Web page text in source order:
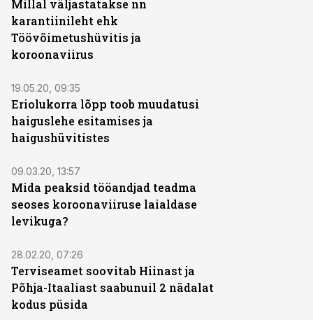
Millal väljastatakse nn
karantiinileht ehk
Töövõimetushüvitis ja
koroonaviirus
19.05.20, 09:35
Eriolukorra lõpp toob muudatusi
haiguslehe esitamises ja
haigushüvitistes
09.03.20, 13:57
Mida peaksid tööandjad teadma
seoses koroonaviiruse laialdase
levikuga?
28.02.20, 07:26
Terviseamet soovitab Hiinast ja
Põhja-Itaaliast saabunuil 2 nädalat
kodus püsida